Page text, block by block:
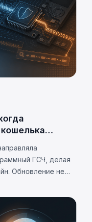
ГСЧ, делая
Обновление не